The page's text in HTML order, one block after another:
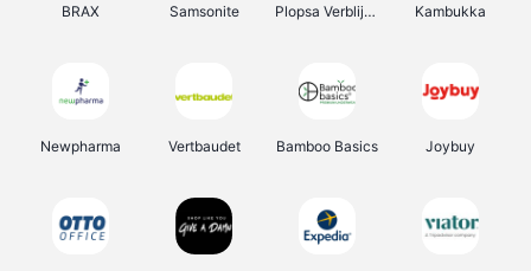
BRAX Samsonite Plopsa Verblijven Kambukka
Newpharma Vertbaudet Bamboo Basics Joybuy